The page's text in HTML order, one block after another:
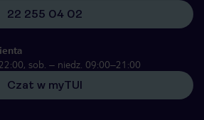
22 255 04 02
sob. – niedz. 09:00–21:00
Czat w myTUI